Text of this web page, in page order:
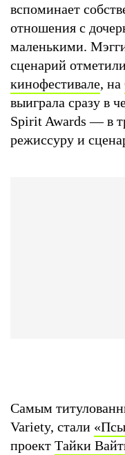
вспоминает
отношения с
маленькими.
сценарий
кинофестивале, на
выиграла сразу в
Spirit Awards — в
режиссуру и
Самым
Variety, стали
проект Тайки